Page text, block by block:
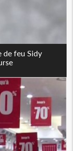
de feu Sidy